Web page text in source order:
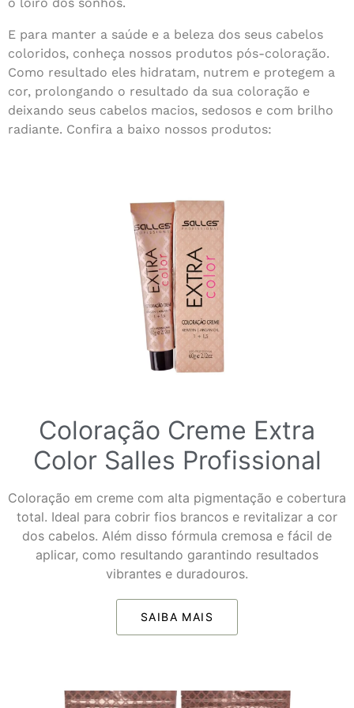
E para manter a saúde e a beleza dos seus cabelos
coloridos, conheça nossos produtos pós-coloração.
Como resultado eles hidratam, nutrem e protegem a
cor, prolongando o resultado da sua coloração e
deixando seus cabelos macios, sedosos e com brilho
radiante. Confira a baixo nossos produtos:
Coloração Creme Extra
Color Salles Profissional
Coloração em creme com alta pigmentação e cobertura
total. Ideal para cobrir fios brancos e revitalizar a cor
dos cabelos. Além disso fórmula cremosa e fácil de
aplicar, como resultando garantindo resultados
vibrantes e duradouros.
SAIBA MAIS